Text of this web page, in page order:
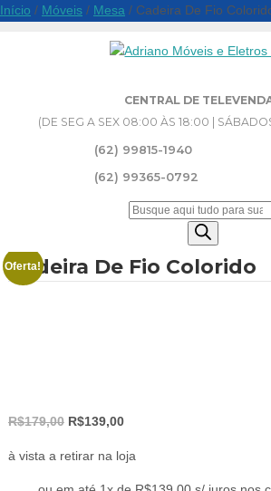
CENTRAL DE
(DE SEG A SEX 08:00 ÀS 18:00 |
(62) 99815-1940
(62) 99365-0792
Pesquisar
Início / Móveis / Mesa / Cadeira De Fio
Cadeira De Fio Colorido
Oferta!
R$179,00 O
original
era:
R$139,00O
atual
é:
à vista a retirar na loja